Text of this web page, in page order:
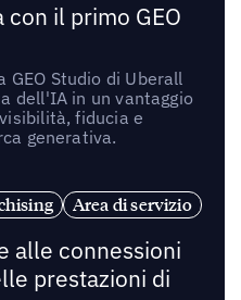
il primo GEO
GEO Studio di Uberall
dell'IA in un vantaggio
fiducia e
generativa.
Area di servizio
alle connessioni
prestazioni di